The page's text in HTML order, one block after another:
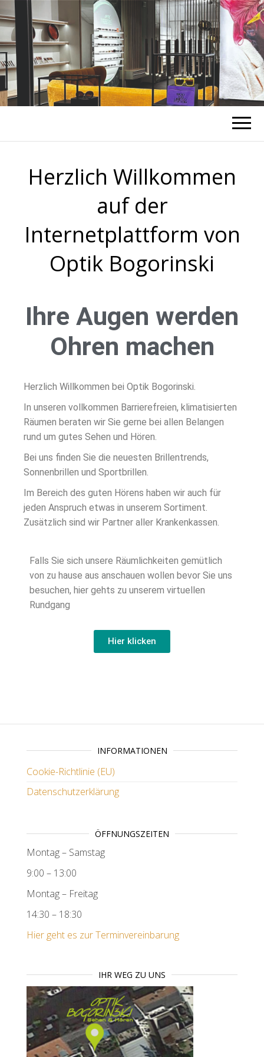
OPTIK
BOGORINSKI
– SEHEN &
HÖREN
Herzlich Willkommen
auf der
Internetplattform von
Optik Bogorinski
Ihre Augen werden
Ohren machen
Herzlich Willkommen bei Optik Bogorinski.
In unseren vollkommen Barrierefreien, klimatisierten
Räumen beraten wir Sie gerne bei allen Belangen
rund um gutes Sehen und Hören.
Bei uns finden Sie die neuesten Brillentrends,
Sonnenbrillen und Sportbrillen.
Im Bereich des guten Hörens haben wir auch für
jeden Anspruch etwas in unserem Sortiment.
Zusätzlich sind wir Partner aller Krankenkassen.
Falls Sie sich unsere Räumlichkeiten gemütlich
von zu hause aus anschauen wollen bevor Sie uns
besuchen, hier gehts zu unserem virtuellen
Rundgang
Hier klicken
INFORMATIONEN
Cookie-Richtlinie (EU)
Datenschutzerklärung
ÖFFNUNGSZEITEN
Montag – Samstag
9:00 – 13:00
Montag – Freitag
14:30 – 18:30
Hier geht es zur Terminvereinbarung
IHR WEG ZU UNS